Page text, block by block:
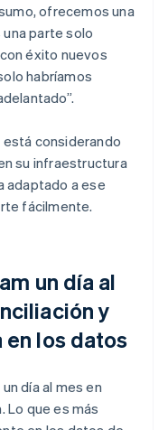
ofrecemos una
parte solo
éxito nuevos
habríamos
está considerando
su infraestructura
adaptado a ese
fácilmente.
un día al
y
en los datos
día al mes en
Lo que es más